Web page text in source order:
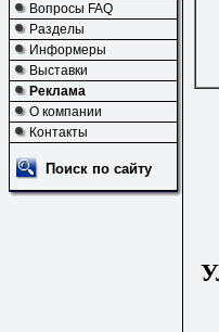
Вопросы FAQ
Разделы
Информеры
Выставки
Реклама
О компании
Контакты
Поиск по сайту